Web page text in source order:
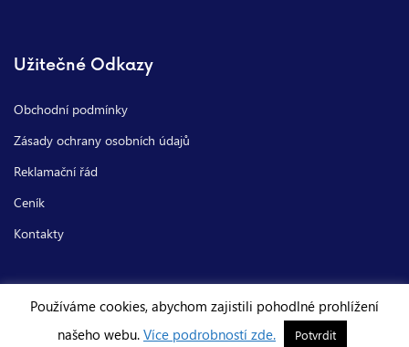
Užitečné Odkazy
Obchodní podmínky
Zásady ochrany osobních údajů
Reklamační řád
Ceník
Kontakty
© Copyright 2026 |iPhone Liberec | All right reserved.
Používáme cookies, abychom zajistili pohodlné prohlížení
našeho webu. Více podrobností zde. Potvrdit